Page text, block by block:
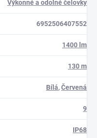
Výkonné a odolné čelovky
6952506407552
1400 lm
130 m
Bílá,Červená
9
IP68